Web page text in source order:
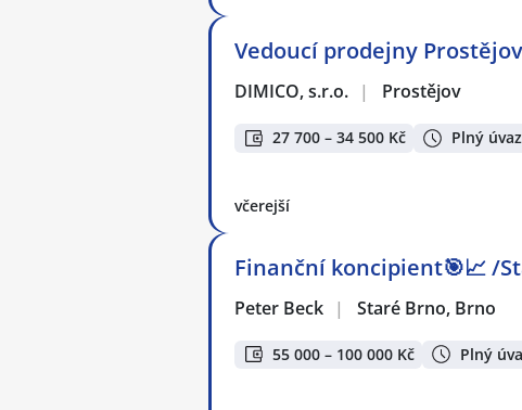
Vedoucí prodejny
DIMICO, s.r.o. | Prostějov
27 700 – 34 500 Kč Plný
včerejší
Finanční koncipient🎯📈 /
Peter Beck | Staré Brno, Brno
55 000 – 100 000 Kč Plný